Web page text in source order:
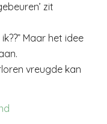
zit
Maar het idee
vreugde kan